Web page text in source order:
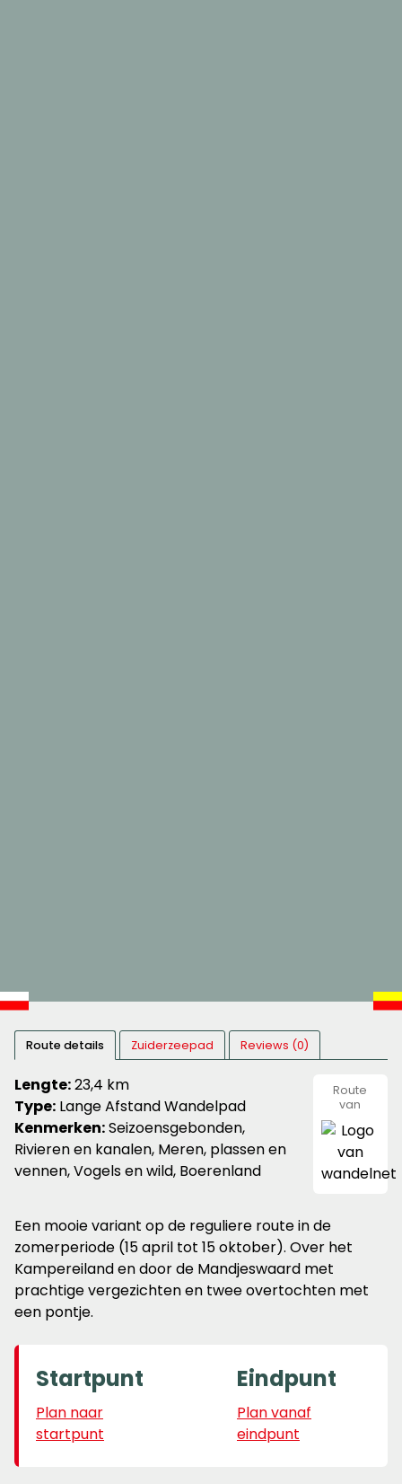
Route details Zuiderzeepad Reviews (0)
Lengte:23,4 km
Type: Lange Afstand Wandelpad
Kenmerken:Seizoensgebonden,
Rivieren en kanalen, Meren, plassen en
vennen, Vogels en wild, Boerenland
Route
van
Een mooie variant op de reguliere route in de
zomerperiode (15 april tot 15 oktober). Over het
Kampereiland en door de Mandjeswaard met
prachtige vergezichten en twee overtochten met
een pontje.
Startpunt
Plan naar
startpunt
Eindpunt
Plan vanaf
eindpunt